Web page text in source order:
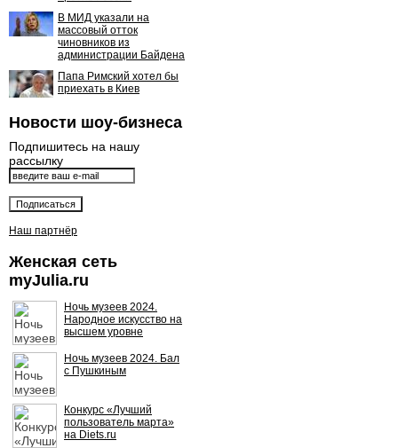
В МИД указали на
массовый отток
чиновников из
администрации Байдена
Папа Римский хотел бы
приехать в Киев
Новости шоу-бизнеса
Подпишитесь на нашу
рассылку
Наш партнёр
Женская сеть
myJulia.ru
Ночь музеев 2024.
Народное искусство на
высшем уровне
Ночь музеев 2024. Бал
с Пушкиным
Конкурс «Лучший
пользователь марта»
на Diets.ru